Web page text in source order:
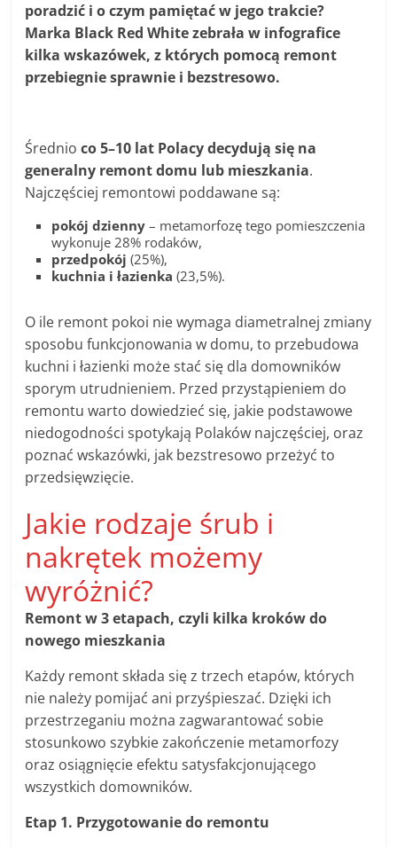
poradzić i o czym pamiętać w jego trakcie?
Marka Black Red White zebrała w infografice
kilka wskazówek, z których pomocą remont
przebiegnie sprawnie i bezstresowo.
Średnioco 5–10 lat Polacy decydują się na
generalny remont domu lub mieszkania.
Najczęściej remontowi poddawane są:
pokój dzienny – metamorfozę tego pomieszczenia
wykonuje 28% rodaków,
przedpokój (25%),
kuchnia i łazienka (23,5%).
O ile remont pokoi nie wymaga diametralnej zmiany
sposobu funkcjonowania w domu, to przebudowa
kuchni i łazienki może stać się dla domowników
sporym utrudnieniem. Przed przystąpieniem do
remontu warto dowiedzieć się, jakie podstawowe
niedogodności spotykają Polaków najczęściej, oraz
poznać wskazówki, jak bezstresowo przeżyć to
przedsięwzięcie.
Jakie rodzaje śrub i
nakrętek możemy
wyróżnić?
Remont w 3 etapach, czyli kilka kroków do
nowego mieszkania
Każdy remont składa się z trzech etapów, których
nie należy pomijać ani przyśpieszać. Dzięki ich
przestrzeganiu można zagwarantować sobie
stosunkowo szybkie zakończenie metamorfozy
oraz osiągnięcie efektu satysfakcjonującego
wszystkich domowników.
Etap 1. Przygotowanie do remontu